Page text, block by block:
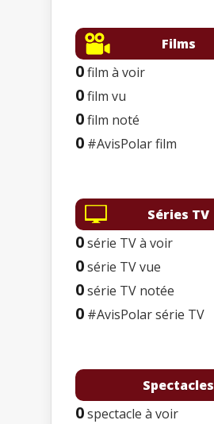
Films
0film à voir
0film vu
0film noté
0 #AvisPolar film
Séries TV
0série TV à voir
0série TV vue
0série TV notée
0 #AvisPolar série TV
Spectacles
0spectacle à voir